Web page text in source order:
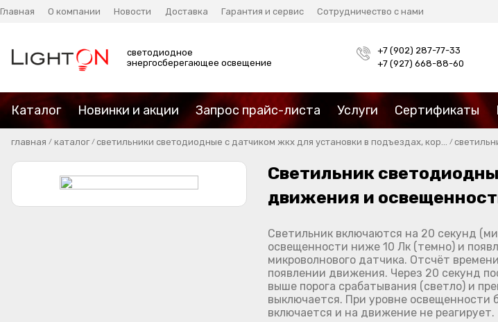
Главная О компании Новости Доставка Гарантия и сервис Сотрудничество с нами
светодиодное
энергосберегающее освещение
+7 (902) 287-77-33
+7 (927) 668-88-60
Каталог Новинки и акции Запрос прайс-листа Услуги Сертификаты
главная / каталог /светильники светодиодные с датчиком жкх для установки в подъездах, кор... /
Светильник
движения и
Светильник включаются на 20 секунд
освещенности ниже 10 Лк (темно) и
микроволнового датчика. Отсчёт
появлении движения. Через 20 секунд
выше порога срабатывания (светло) и
выключается. При уровне освещенности
включается и на движение не реагирует.